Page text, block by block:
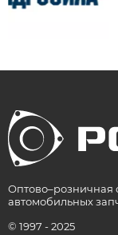
Оптово–розничная
автомобильных
© 1997 - 2025